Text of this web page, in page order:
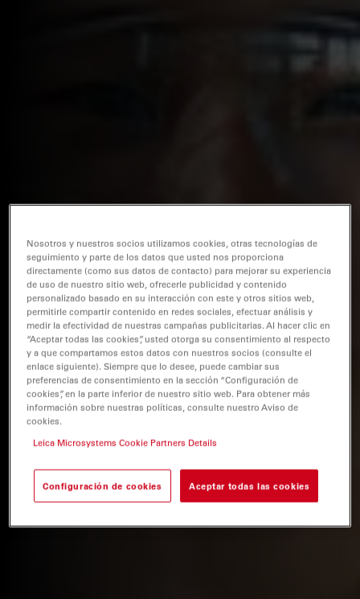
Nosotros y nuestros socios utilizamos cookies, otras tecnologías de
seguimiento y parte de los datos que usted nos proporciona
directamente (como sus datos de contacto) para mejorar su experiencia
de uso de nuestro sitio web, ofrecerle publicidad y contenido
personalizado basado en su interacción con este y otros sitios web,
permitirle compartir contenido en redes sociales, efectuar análisis y
medir la efectividad de nuestras campañas publicitarias. Al hacer clic en
“Aceptar todas las cookies”, usted otorga su consentimiento al respecto
y a que compartamos estos datos con nuestros socios (consulte el
enlace siguiente). Siempre que lo desee, puede cambiar sus
preferencias de consentimiento en la sección “Configuración de
cookies”, en la parte inferior de nuestro sitio web. Para obtener más
información sobre nuestras políticas, consulte nuestro Aviso de
cookies.
Leica Microsystems Cookie Partners Details
Configuración de cookies Aceptar todas las cookies